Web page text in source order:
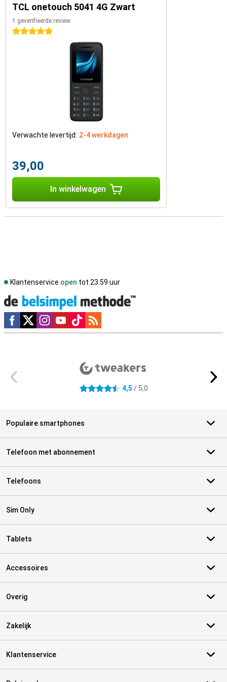
TCL onetouch 5041 4G Zwart
1 geverifieerde review
5 sterren
Verwachte levertijd: 2-4 werkdagen
39,00
In winkelwagen
Klantenservice open tot 23.59 uur
Social media
4.5 sterren 4,5 / 5,0
Populaire smartphones
Telefoon met abonnement
Telefoons
Sim Only
Tablets
Accessoires
Overig
Zakelijk
Klantenservice